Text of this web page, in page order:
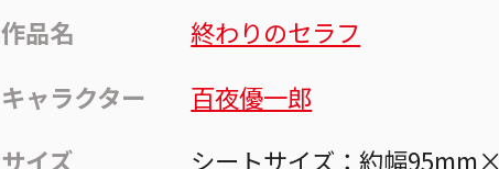
作品名
終わりのセラフ
キャラクター
百夜優一郎
サイズ
シートサイズ：約幅